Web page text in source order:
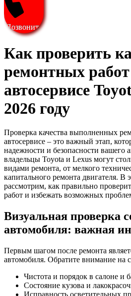
Позвонить
Как проверить
ремонтных
автосервисе
2026 году
Проверка качества выполненных
автосервисе – это важный этап,
надежности и безопасности вашего
владельцы Toyota и Lexus могут
видами ремонта, от мелкого
капитального ремонта двигателя. В
рассмотрим, как правильно
работ и избежать возможных
Визуальная проверка
автомобиля: важная
Первым шагом после ремонта
автомобиля. Обратите внимание на
Чистота и порядок в салоне и
Состояние кузова и
Исправность осветительных